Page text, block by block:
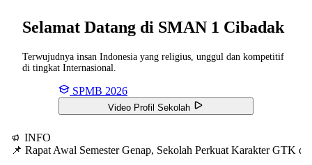
Selamat Datang di SMAN 1 Cibadak
Terwujudnya insan Indonesia yang religius, unggul dan kompetitif
di tingkat Internasional.
SPMB 2026
Video Profil Sekolah
INFO
📌 Rapat Awal Semester Genap, Sekolah Perkuat Karakter GTK